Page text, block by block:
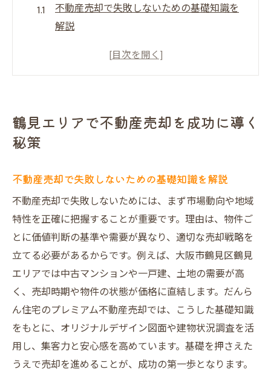
不動産売却で失敗しないための基礎知識を
解説
大阪市の不動産買取動向を知る重要性とは
安心の不動産売却を叶える最初の一歩
だんらん住宅が叶える高額売却のポイント
プレミアム不動産売却が選ばれる理由を解
説
大阪市での高額不動産売却を実現する秘訣
だんらん住宅独自の査定方法の強みとは
買取業者ランキングにも注目した選び方
一級建築士による建物調査の安心感
高評価口コミのだんらん住宅が支持される
訳
不動産売却で後悔しないための新常識とは
大阪市鶴見区で不動産売却を成功させるコ
ツ
鶴見エリアで不動産売却を成功に導く
秘策
不動産売却で失敗しないための基礎知識を解説
不動産売却で失敗しないためには、まず市場動向や地域
特性を正確に把握することが重要です。理由は、物件ご
とに価値判断の基準や需要が異なり、適切な売却戦略を
立てる必要があるからです。例えば、大阪市鶴見区鶴見
エリアでは中古マンションや一戸建、土地の需要が高
く、売却時期や物件の状態が価格に直結します。だんら
ん住宅のプレミアム不動産売却では、こうした基礎知識
をもとに、オリジナルデザイン図面や建物状況調査を活
用し、集客力と安心感を高めています。基礎を押さえた
うえで売却を進めることが、成功の第一歩となります。